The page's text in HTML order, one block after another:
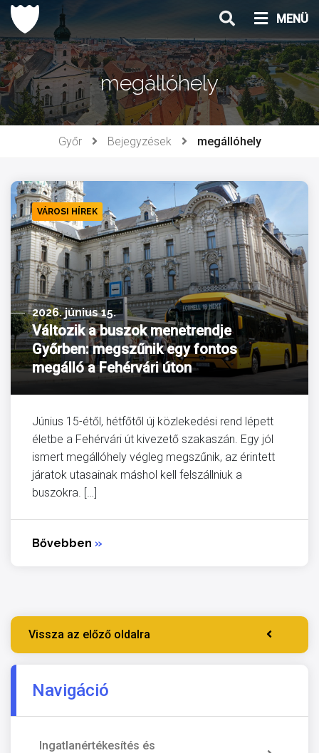
Ugrás
tartalomhoz
MENÜ
megállóhely
Győr Bejegyzések megállóhely
VÁROSI HÍREK
2026. június 15.
Változik a buszok menetrendje
Győrben: megszűnik egy fontos
megálló a Fehérvári úton
Június 15-étől, hétfőtől új közlekedési rend lépett
életbe a Fehérvári út kivezető szakaszán. Egy jól
ismert megállóhely végleg megszűnik, az érintett
járatok utasainak máshol kell felszállniuk a
buszokra. […]
Bővebben »
Vissza az előző oldalra
Navigáció
Ingatlanértékesítés és